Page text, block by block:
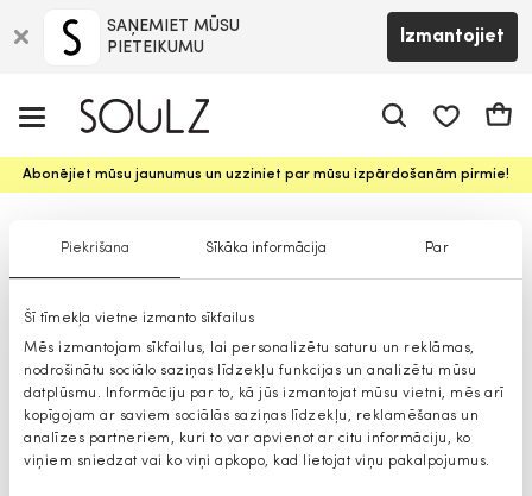
Piekrišana Sīkāka informācija Par
Šī tīmekļa vietne izmanto sīkfailus
Mēs izmantojam sīkfailus, lai personalizētu saturu un reklāmas,
nodrošinātu sociālo saziņas līdzekļu funkcijas un analizētu mūsu
datplūsmu. Informāciju par to, kā jūs izmantojat mūsu vietni, mēs arī
kopīgojam ar saviem sociālās saziņas līdzekļu, reklamēšanas un
analīzes partneriem, kuri to var apvienot ar citu informāciju, ko
viņiem sniedzat vai ko viņi apkopo, kad lietojat viņu pakalpojumus.
SAŅEMIET MŪSU
PIETEIKUMU
Izmantojiet
Abonējiet mūsu jaunumus un uzziniet par mūsu izpārdošanām pirmie!
Džemperi